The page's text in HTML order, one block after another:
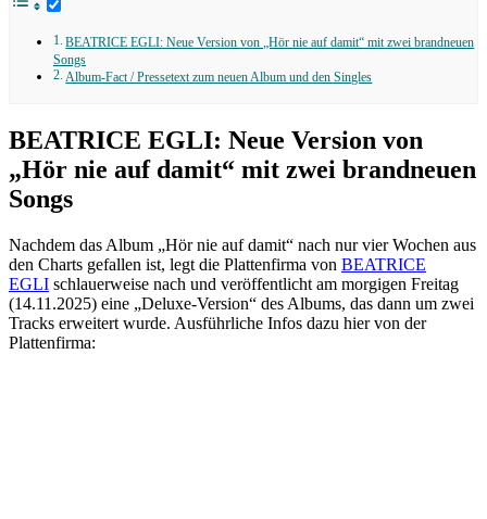
BEATRICE EGLI: Neue Version von „Hör nie auf damit“ mit zwei brandneuen
Songs
Album-Fact / Pressetext zum neuen Album und den Singles
BEATRICE EGLI: Neue Version von
„Hör nie auf damit“ mit zwei brandneuen
Songs
Nachdem das Album „Hör nie auf damit“ nach nur vier Wochen aus
den Charts gefallen ist, legt die Plattenfirma von BEATRICE
EGLI schlauerweise nach und veröffentlicht am morgigen Freitag
(14.11.2025) eine „Deluxe-Version“ des Albums, das dann um zwei
Tracks erweitert wurde. Ausführliche Infos dazu hier von der
Plattenfirma: